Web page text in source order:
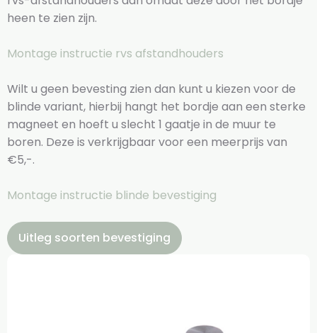
heen te zien zijn.
Montage instructie rvs afstandhouders
Wilt u geen bevesting zien dan kunt u kiezen voor de
blinde variant, hierbij hangt het bordje aan een sterke
magneet en hoeft u slecht 1 gaatje in de muur te
boren. Deze is verkrijgbaar voor een meerprijs van
€5,-.
Montage instructie blinde bevestiging
Uitleg soorten bevestiging